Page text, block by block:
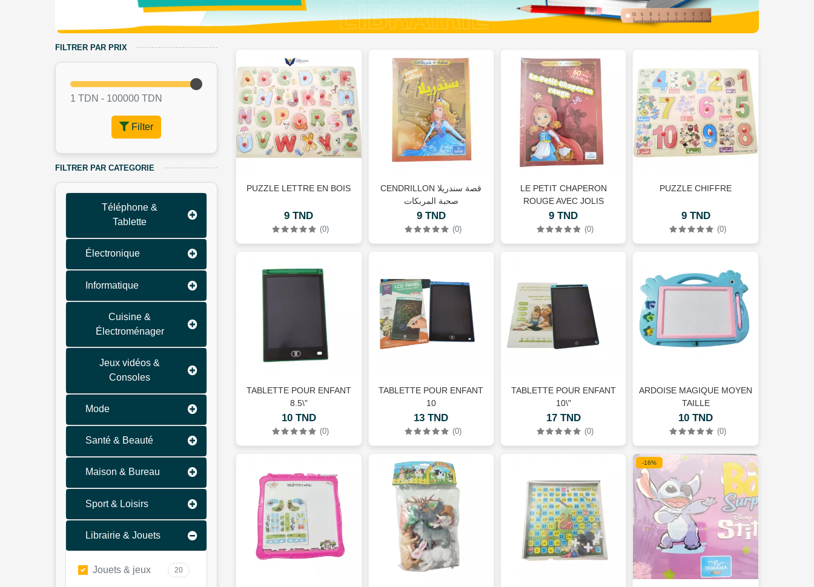
FILTRER PAR PRIX
1 TDN - 100000 TDN
Filter
FILTRER PAR CATEGORIE
Téléphone &
Tablette
Électronique
Informatique
Cuisine &
Électroménager
Jeux vidéos &
Consoles
Mode
Santé & Beauté
Maison & Bureau
Sport & Loisirs
Librairie & Jouets
Jouets & jeux 20
PUZZLE LETTRE EN BOIS
9 TND
(0)
CENDRILLON قصة سندريلا
صحبة المربكات
9 TND
(0)
LE PETIT CHAPERON
ROUGE AVEC JOLIS
PUZZLES
9 TND
(0)
PUZZLE CHIFFRE
9 TND
(0)
TABLETTE POUR ENFANT
8.5\"
10 TND
(0)
TABLETTE POUR ENFANT
10
13 TND
(0)
TABLETTE POUR ENFANT
10\"
17 TND
(0)
ARDOISE MAGIQUE MOYEN
TAILLE
10 TND
(0)
-16%